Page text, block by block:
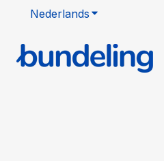
Nederlands Submenu